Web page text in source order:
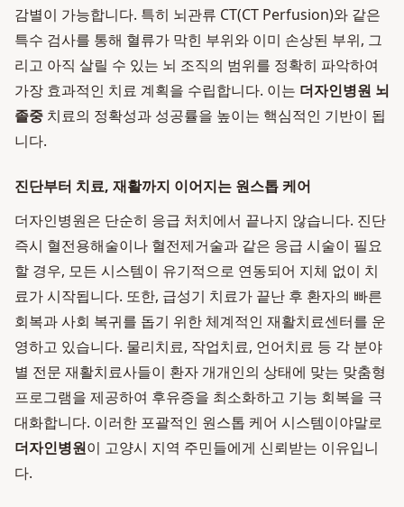
감별이 가능합니다. 특히 뇌관류 CT(CT Perfusion)와 같은
특수 검사를 통해 혈류가 막힌 부위와 이미 손상된 부위, 그
리고 아직 살릴 수 있는 뇌 조직의 범위를 정확히 파악하여
가장 효과적인 치료 계획을 수립합니다. 이는 더자인병원 뇌
졸중 치료의 정확성과 성공률을 높이는 핵심적인 기반이 됩
니다.
진단부터 치료, 재활까지 이어지는 원스톱 케어
더자인병원은 단순히 응급 처치에서 끝나지 않습니다. 진단
즉시 혈전용해술이나 혈전제거술과 같은 응급 시술이 필요
할 경우, 모든 시스템이 유기적으로 연동되어 지체 없이 치
료가 시작됩니다. 또한, 급성기 치료가 끝난 후 환자의 빠른
회복과 사회 복귀를 돕기 위한 체계적인 재활치료센터를 운
영하고 있습니다. 물리치료, 작업치료, 언어치료 등 각 분야
별 전문 재활치료사들이 환자 개개인의 상태에 맞는 맞춤형
프로그램을 제공하여 후유증을 최소화하고 기능 회복을 극
대화합니다. 이러한 포괄적인 원스톱 케어 시스템이야말로
더자인병원이 고양시 지역 주민들에게 신뢰받는 이유입니
다.